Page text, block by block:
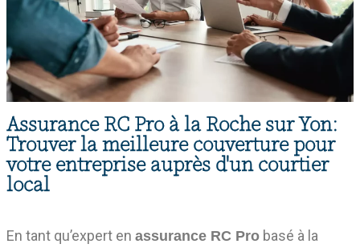
Assurance RC Pro à la Roche sur Yon:
Trouver la meilleure couverture pour
votre entreprise auprès d'un courtier
local
En tant qu’expert en assurance RC Pro basé à la